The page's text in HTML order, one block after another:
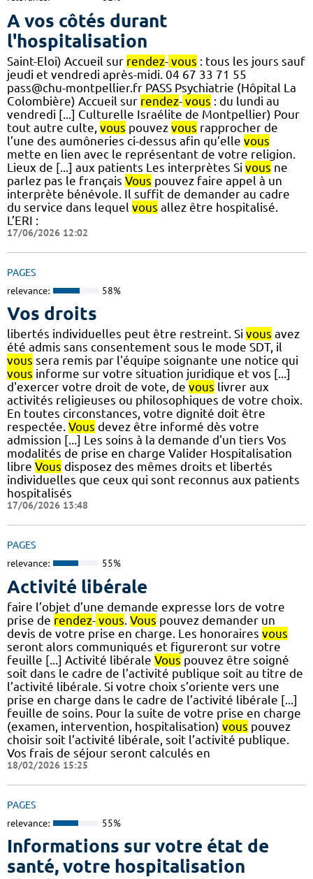
A vos côtés durant
l'hospitalisation
Saint-Eloi) Accueil sur rendez- vous : tous les jours sauf
jeudi et vendredi après-midi. 04 67 33 71 55
pass@chu-montpellier.fr PASS Psychiatrie (Hôpital La
Colombière) Accueil sur rendez- vous : du lundi au
vendredi [...] Culturelle Israélite de Montpellier) Pour
tout autre culte, vous pouvez vous rapprocher de
l’une des aumôneries ci-dessus afin qu’elle vous
mette en lien avec le représentant de votre religion.
Lieux de [...] aux patients Les interprètes Si vous ne
parlez pas le français Vous pouvez faire appel à un
interprète bénévole. Il suffit de demander au cadre
du service dans lequel vous allez être hospitalisé.
L’ERI :
17/06/2026 12:02
PAGES
relevance: 58%
Vos droits
libertés individuelles peut être restreint. Si vous avez
été admis sans consentement sous le mode SDT, il
vous sera remis par l'équipe soignante une notice qui
vous informe sur votre situation juridique et vos [...]
d'exercer votre droit de vote, de vous livrer aux
activités religieuses ou philosophiques de votre choix.
En toutes circonstances, votre dignité doit être
respectée. Vous devez être informé dès votre
admission [...] Les soins à la demande d'un tiers Vos
modalités de prise en charge Valider Hospitalisation
libre Vous disposez des mêmes droits et libertés
individuelles que ceux qui sont reconnus aux patients
hospitalisés
17/06/2026 13:48
PAGES
relevance: 55%
Activité libérale
faire l’objet d’une demande expresse lors de votre
prise de rendez- vous Vous pouvez demander un
devis de votre prise en charge. Les honoraires vous
seront alors communiqués et figureront sur votre
feuille [...] Activité libérale Vous pouvez être soigné
soit dans le cadre de l’activité publique soit au titre de
l’activité libérale. Si votre choix s’oriente vers une
prise en charge dans le cadre de l’activité libérale [...]
feuille de soins. Pour la suite de votre prise en charge
(examen, intervention, hospitalisation) vous pouvez
choisir soit l’activité libérale, soit l’activité publique.
Vos frais de séjour seront calculés en
18/02/2026 15:25
PAGES
relevance: 55%
Informations sur votre état de
santé, votre hospitalisation